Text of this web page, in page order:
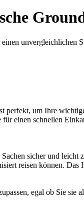
unvergleichlichen
perfekt, um Ihre
einen schnellen
sicher und
reisen können.
egal ob Sie sie